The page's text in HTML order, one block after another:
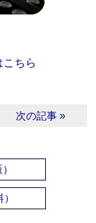
ちら
次の記事 »